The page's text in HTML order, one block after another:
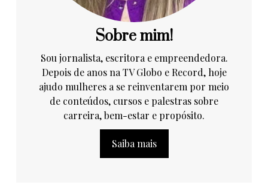
Sobre mim!
Sou jornalista, escritora e empreendedora.
Depois de anos na TV Globo e Record, hoje
ajudo mulheres a se reinventarem por meio
de conteúdos, cursos e palestras sobre
carreira, bem-estar e propósito.
Saiba mais